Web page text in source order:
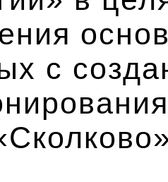
с